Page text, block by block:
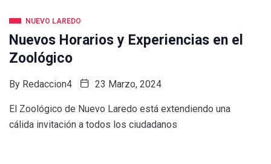
NUEVO LAREDO
Nuevos Horarios y Experiencias en el
Zoológico
By Redaccion4 23 Marzo, 2024
El Zoológico de Nuevo Laredo está extendiendo una
cálida invitación a todos los ciudadanos